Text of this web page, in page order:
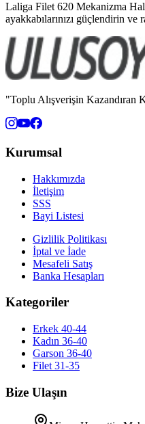
Laliga Filet 620 Mekanizma
ayakkabılarınızı güçlendirin
"Toplu Alışverişin Kazandıran
Kurumsal
Hakkımızda
İletişim
SSS
Bayi Listesi
Gizlilik Politikası
İptal ve İade
Mesafeli Satış
Banka Hesapları
Kategoriler
Erkek 40-44
Kadın 36-40
Garson 36-40
Filet 31-35
Bize Ulaşın